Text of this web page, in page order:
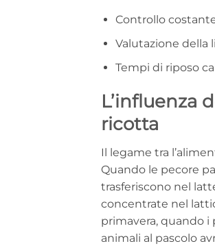
Controllo
Valutazione della
Tempi di riposo
L’influenza
ricotta
Il legame tra
Quando le pecore
trasferiscono nel
concentrate nel
primavera, quando
animali al pascolo